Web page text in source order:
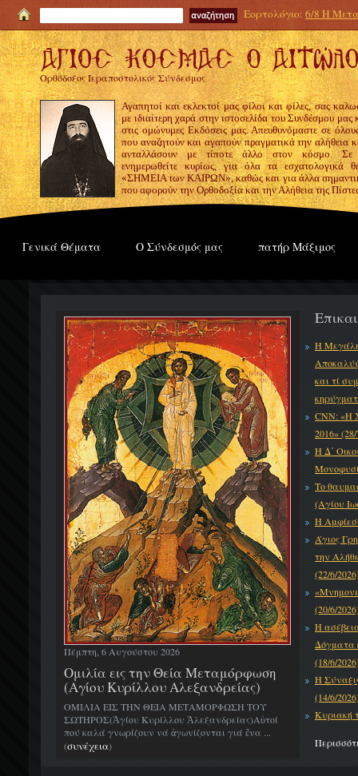
Εορτολόγιο: 6/8 Η
Ορθόδοξος Ιεραποστολικός Σύνδεσμος
Αγαπητοί και εκλεκτοί μας φίλοι και φίλες, σας
με ιδιαίτερη χαρά στην ιστοσελίδα του Συνδέσμου μας
στις ομώνυμες Εκδόσεις μας. Απευθυνόμαστε σε
που αναζητούν και αγαπούν πραγματικά την αλήθεια
ανταλλάσουν με τίποτε άλλο στον κόσμο.
ενημερωθείτε κυρίως, για όλα τα εσχατολογικά
«ΣΗΜΕΙΑ των ΚΑΙΡΩΝ», καθώς και για άλλα
που αφορούν την Ορθοδοξία και την Αλήθεια της
Γενικά Θέματα Ο Σύνδεσμός μας πατήρ Μάξιμος
Πέμπτη, 6 Αυγούστου 2026
Ομιλία εις την Θεία Μεταμόρφωση
(Αγίου Κυρίλλου Αλεξανδρείας)
ΟΜΙΛΙΑ ΕΙΣ ΤΗΝ ΘΕΙΑ ΜΕΤΑΜΟΡΦΩΣΗ ΤΟΥ
ΣΩΤΗΡΟΣ(Ἁγίου Κυρίλλου Ἀλεξανδρείας)Αὐτοί
πού καλά γνωρίζουν νά ἀγωνίζονται γιά ἕνα ...
(συνέχεια)
Η Μεγάλη
και τί
CNN: «Η
2016»
Η Δ΄
Το
(Αγίου
Η
Άγιος
την
(22/6/
(20/6/
Η
Δόγματα
(18/6/
Η
(14/6/
Κυριακή